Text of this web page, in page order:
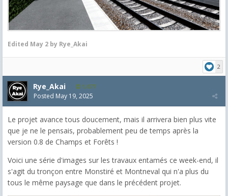
Edited May 2 by Rye_Akai
2
Rye_Akai 1,077
Posted May 19, 2025
Le projet avance tous doucement, mais il arrivera bien plus vite
que je ne le pensais, probablement peu de temps après la
version 0.8 de Champs et Forêts !
Voici une série d'images sur les travaux entamés ce week-end, il
s'agit du tronçon entre Monstiré et Montneval qui n'a plus du
tous le même paysage que dans le précédent projet.